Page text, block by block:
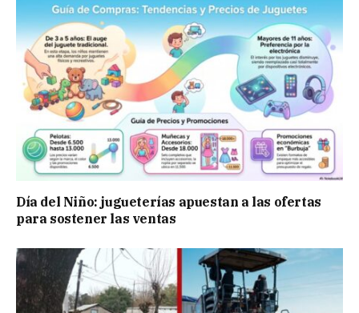
Día del Niño: jugueterías apuestan a las ofertas
para sostener las ventas